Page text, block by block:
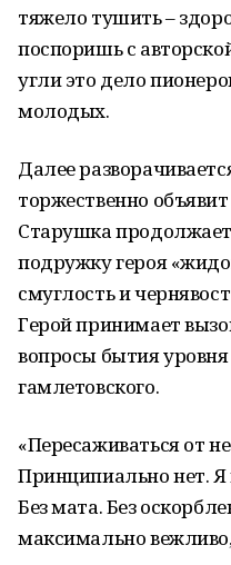
тяжело тушить –
поспоришь с
угли это дело
молодых.
Далее
торжественно
Старушка продолжает
подружку героя
смуглость и
Герой принимает
вопросы бытия
гамлетовского.
«Пересаживаться от
Принципиально нет. Я
Без мата. Без
максимально вежливо,